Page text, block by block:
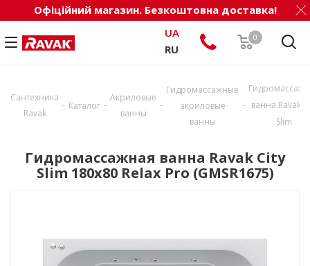
Офіційний магазин. Безкоштовна доставка!
0
UA
RU
Сантехника
Ravak
- Каталог -
Акриловые
ванны
-
Гидромассажные
акриловые
ванны
- ванна Ravak
Slim
Гидромассажная ванна Ravak City
Slim 180x80 Relax Pro (GMSR1675)